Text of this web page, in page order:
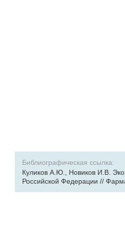
Библиографическая ссылка:
Куликов А.Ю., Новиков И.В.
Российской Федерации //